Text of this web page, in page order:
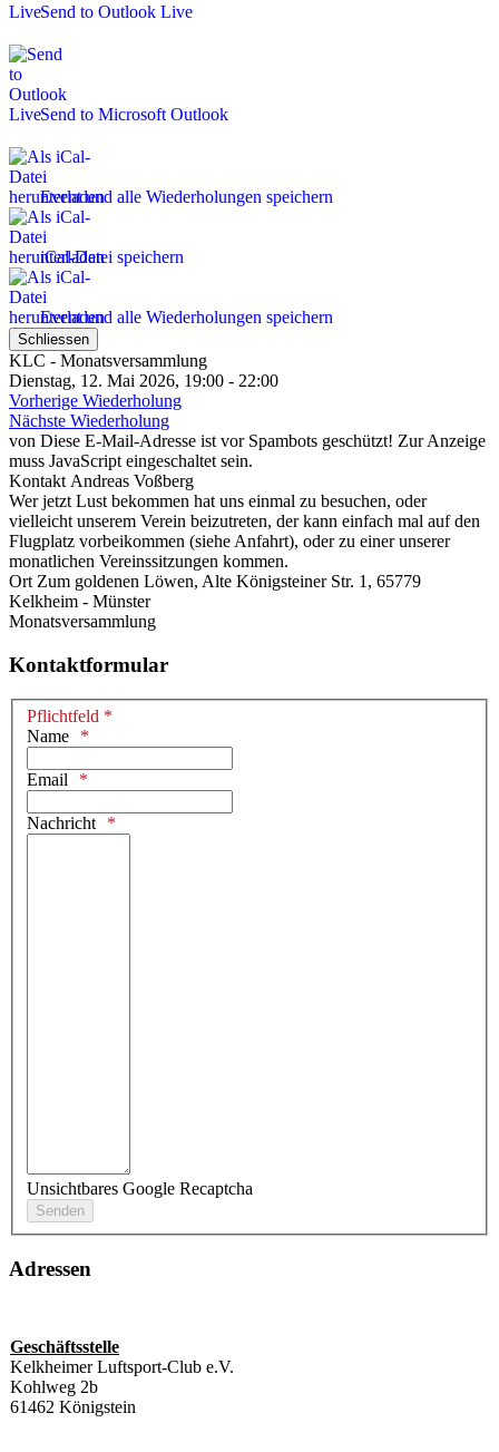
Send to Outlook Live
Send to Microsoft Outlook
Event und alle Wiederholungen speichern
iCal-Datei speichern
Event und alle Wiederholungen speichern
Schliessen
KLC - Monatsversammlung
Dienstag, 12. Mai 2026, 19:00 - 22:00
Vorherige Wiederholung
Nächste Wiederholung
von Diese E-Mail-Adresse ist vor Spambots geschützt! Zur Anzeige
muss JavaScript eingeschaltet sein.
Kontakt Andreas Voßberg
Wer jetzt Lust bekommen hat uns einmal zu besuchen, oder
vielleicht unserem Verein beizutreten, der kann einfach mal auf den
Flugplatz vorbeikommen (siehe Anfahrt), oder zu einer unserer
monatlichen Vereinssitzungen kommen.
Ort Zum goldenen Löwen, Alte Königsteiner Str. 1, 65779
Kelkheim - Münster
Monatsversammlung
Kontaktformular
Pflichtfeld *
Name
Email
Nachricht
Unsichtbares Google Recaptcha
Adressen
Geschäftsstelle
Kelkheimer Luftsport-Club e.V.
Kohlweg 2b
61462 Königstein